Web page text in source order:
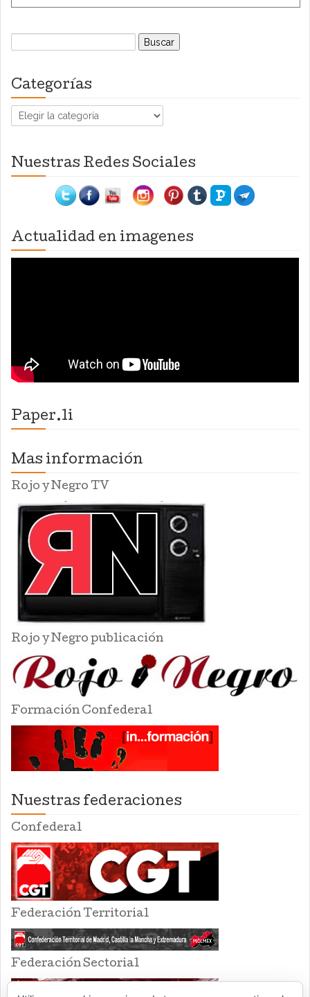
Buscar:
Categorías
Categorías
Nuestras Redes Sociales
Actualidad en imagenes
Paper.li
Mas información
Rojo y Negro TV
Rojo y Negro publicación
Formación Confederal
Nuestras federaciones
Confederal
Federación Territorial
Federación Sectorial